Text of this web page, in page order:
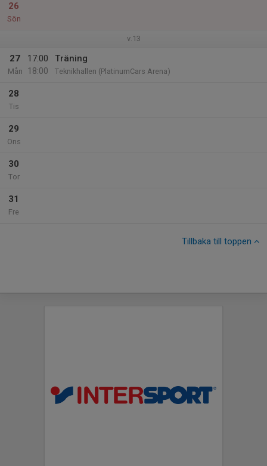
26
Sön
v.13
27
Mån
17:00
18:00
Träning
Teknikhallen (PlatinumCars Arena)
28
Tis
29
Ons
30
Tor
31
Fre
Tillbaka till toppen